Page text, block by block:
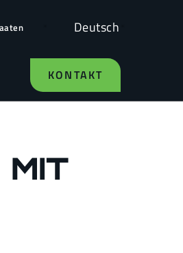
Deutsch
KONTAKT